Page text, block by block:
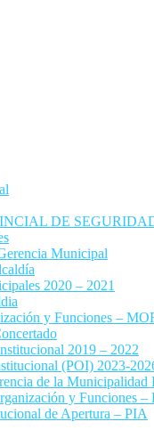
DE
Municipal
2020 – 2021
y Funciones –
2019 – 2022
(POI) 2023-
de la
y Funciones –
de Apertura – PIA